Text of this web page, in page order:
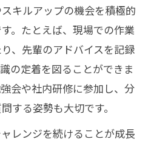
キルアップの機会を積極的
。たとえば、現場での作業
、先輩のアドバイスを記録
の定着を図ることができま
会や社内研修に参加し、分
する姿勢も大切です。
レンジを続けることが成長